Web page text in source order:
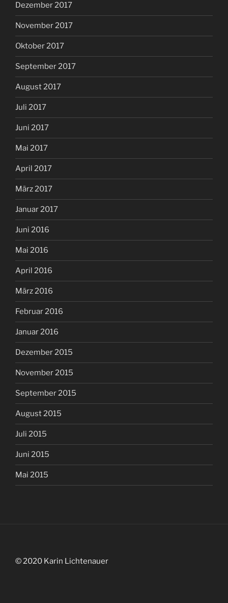
Dezember 2017
November 2017
Oktober 2017
September 2017
August 2017
Juli 2017
Juni 2017
Mai 2017
April 2017
März 2017
Januar 2017
Juni 2016
Mai 2016
April 2016
März 2016
Februar 2016
Januar 2016
Dezember 2015
November 2015
September 2015
August 2015
Juli 2015
Juni 2015
Mai 2015
© 2020 Karin Lichtenauer